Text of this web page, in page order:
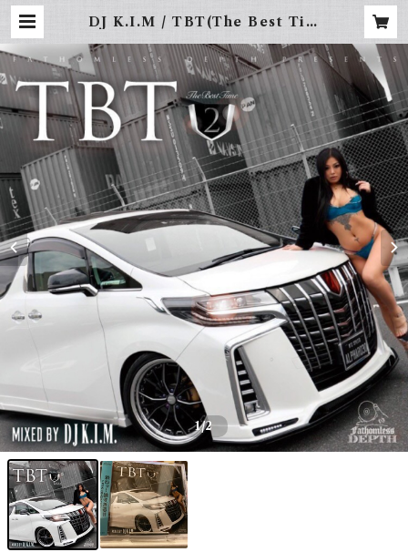
DJ K.I.M / TBT(The Best Tim
EET WEAR-
1/2